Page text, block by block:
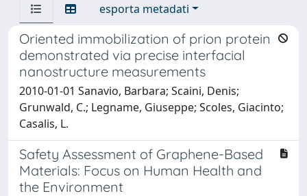
esporta metadati
Oriented immobilization of prion protein
demonstrated via precise interfacial
nanostructure measurements
2010-01-01 Sanavio, Barbara; Scaini, Denis;
Grunwald, C.; Legname, Giuseppe; Scoles, Giacinto;
Casalis, L.
Safety Assessment of Graphene-Based
Materials: Focus on Human Health and
the Environment